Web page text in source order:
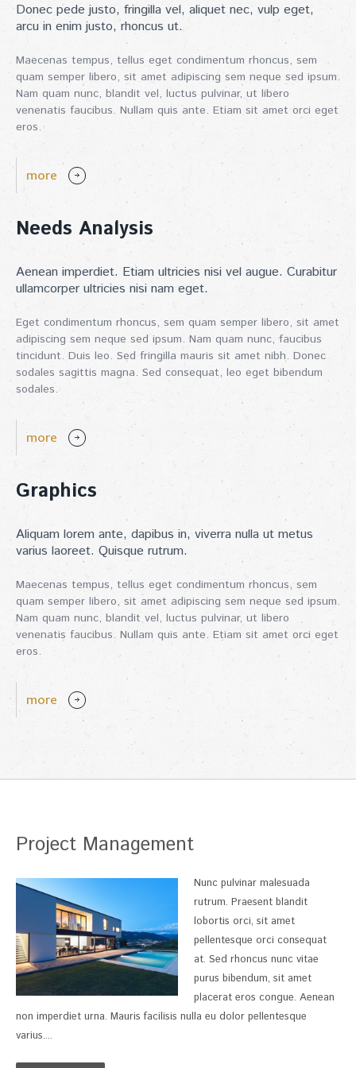
Donec pede justo, fringilla vel, aliquet nec, vulp eget,
arcu in enim justo, rhoncus ut.
Maecenas tempus, tellus eget condimentum rhoncus, sem
quam semper libero, sit amet adipiscing sem neque sed ipsum.
Nam quam nunc, blandit vel, luctus pulvinar, ut libero
venenatis faucibus. Nullam quis ante. Etiam sit amet orci eget
eros.
more
Needs Analysis
Aenean imperdiet. Etiam ultricies nisi vel augue. Curabitur
ullamcorper ultricies nisi nam eget.
Eget condimentum rhoncus, sem quam semper libero, sit amet
adipiscing sem neque sed ipsum. Nam quam nunc, faucibus
tincidunt. Duis leo. Sed fringilla mauris sit amet nibh. Donec
sodales sagittis magna. Sed consequat, leo eget bibendum
sodales.
more
Graphics
Aliquam lorem ante, dapibus in, viverra nulla ut metus
varius laoreet. Quisque rutrum.
Maecenas tempus, tellus eget condimentum rhoncus, sem
quam semper libero, sit amet adipiscing sem neque sed ipsum.
Nam quam nunc, blandit vel, luctus pulvinar, ut libero
venenatis faucibus. Nullam quis ante. Etiam sit amet orci eget
eros.
more
Project Management
Nunc pulvinar malesuada
rutrum. Praesent blandit
lobortis orci, sit amet
pellentesque orci consequat
at. Sed rhoncus nunc vitae
purus bibendum, sit amet
placerat eros congue. Aenean
non imperdiet urna. Mauris facilisis nulla eu dolor pellentesque
varius....